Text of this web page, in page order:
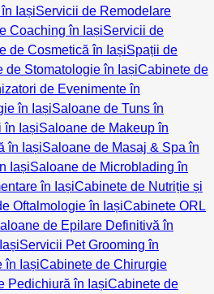
IașiServicii de Remodelare
Coaching în IașiServicii de
de Cosmetică în IașiSpații de
de Stomatologie în IașiCabinete de
de Evenimente în
în IașiSaloane de Tuns în
în IașiSaloane de Makeup în
în IașiSaloane de Masaj & Spa în
IașiSaloane de Microblading în
în IașiCabinete de Nutriție și
Oftalmologie în IașiCabinete ORL
de Epilare Definitivă în
Servicii Pet Grooming în
în IașiCabinete de Chirurgie
Pedichiură în IașiCabinete de